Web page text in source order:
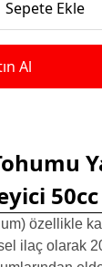
Sepete Ekle
Al
50cc
özellikle
ilaç olarak